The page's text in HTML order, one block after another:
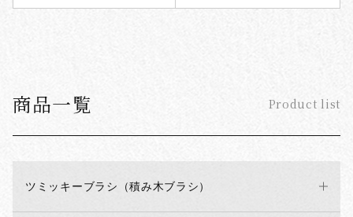
商品一覧 Product list
ツミッキーブラシ（積み木ブラシ）